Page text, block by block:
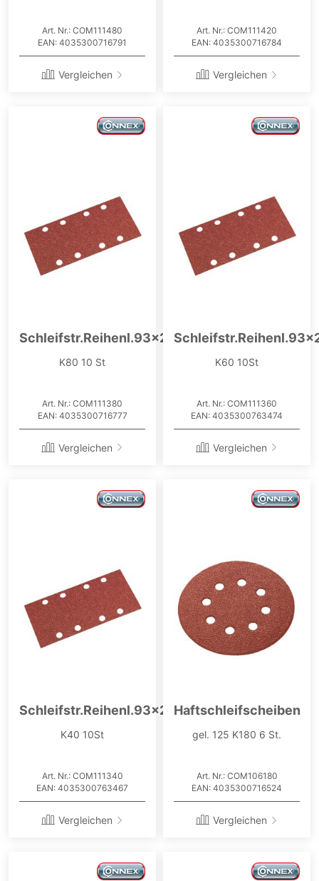
Art. Nr.: COM111480
EAN: 4035300716791
Vergleichen
Art. Nr.: COM111420
EAN: 4035300716784
Vergleichen
Schleifstr.Reihenl.93x230
K80 10 St
Art. Nr.: COM111380
EAN: 4035300716777
Vergleichen
K60 10St
Art. Nr.: COM111360
EAN: 4035300763474
Vergleichen
Schleifstr.Reihenl.93x230
K40 10St
Art. Nr.: COM111340
EAN: 4035300763467
Vergleichen
Haftschleifscheiben
gel. 125 K180 6 St.
Art. Nr.: COM106180
EAN: 4035300716524
Vergleichen